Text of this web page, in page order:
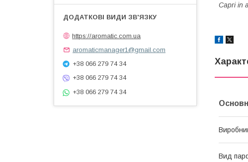
Capri in
Вид
https://aromatic.com.ua
aromaticmanager1@gmail.com
+38 066 279 74 34
+38 066 279 74 34
+38 066 279 74 34